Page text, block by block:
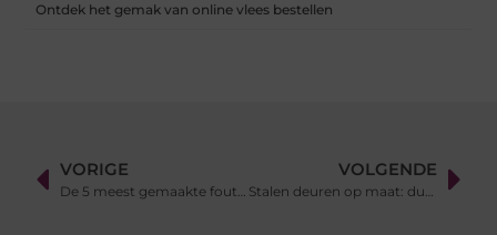
Ontdek het gemak van online vlees bestellen
VORIGE
De 5 meest gemaakte fouten bij het leggen van laminaat (en hoe je ze voorkomt)
VOLGENDE
Stalen deuren op maat: duurzaam en stijlvol voor elke ruimte